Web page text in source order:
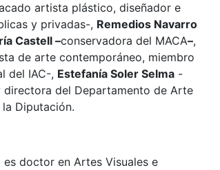
artista plástico, diseñador e
y privadas-, Remedios Navarro
Castell –conservadora del MACA–,
de arte contemporáneo, miembro
del IAC-, Estefanía Soler Selma -
del Departamento de Arte
Diputación.
doctor en Artes Visuales e